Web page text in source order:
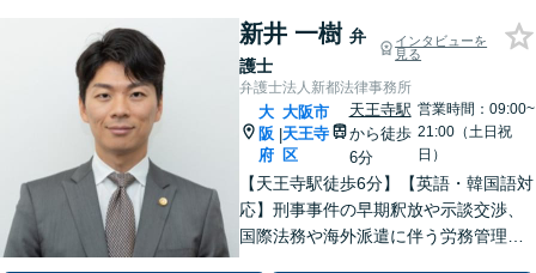
新井 一樹 弁
護士
インタビューを
見る
弁護士法人新都法律事務所
大
阪
府
|
大阪市
天王寺
区
天王寺駅
から徒歩
6分
営業時間：09:00~
21:00（土日祝
日）
【天王寺駅徒歩6分】【英語・韓国語対
応】刑事事件の早期釈放や示談交渉、
国際法務や海外派遣に伴う労務管理、